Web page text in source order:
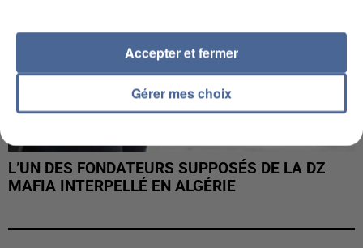
L’UN DES FONDATEURS SUPPOSÉS DE LA DZ
MAFIA INTERPELLÉ EN ALGÉRIE
Gérer mes choix
Accepter et fermer